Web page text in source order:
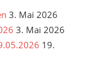
3. Mai 2026
3. Mai 2026
19.